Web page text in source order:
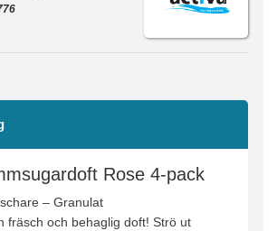
Rose 4-pack
– Granulat
fräsch och behaglig doft! Strö ut